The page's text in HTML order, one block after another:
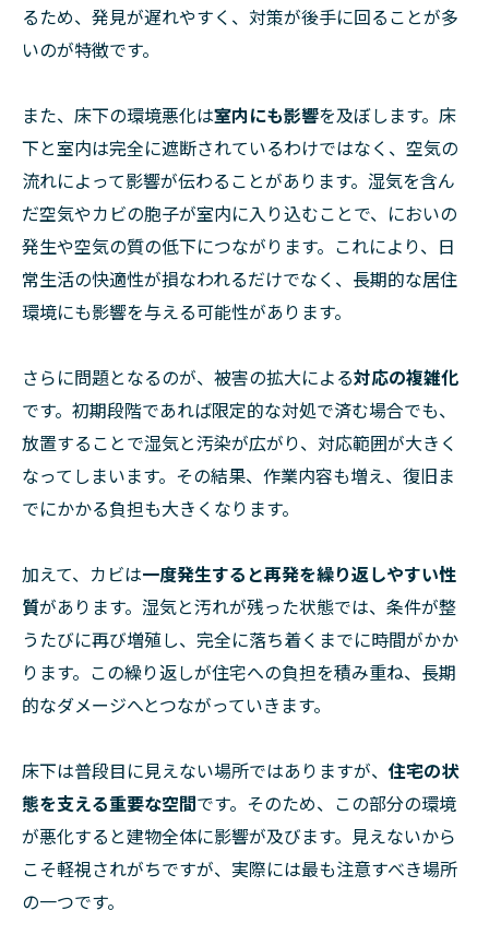
るため、発見が遅れやすく、対策が後手に回ることが多
いのが特徴です。
また、床下の環境悪化は室内にも影響を及ぼします。床
下と室内は完全に遮断されているわけではなく、空気の
流れによって影響が伝わることがあります。湿気を含ん
だ空気やカビの胞子が室内に入り込むことで、においの
発生や空気の質の低下につながります。これにより、日
常生活の快適性が損なわれるだけでなく、長期的な居住
環境にも影響を与える可能性があります。
さらに問題となるのが、被害の拡大による対応の複雑化
です。初期段階であれば限定的な対処で済む場合でも、
放置することで湿気と汚染が広がり、対応範囲が大きく
なってしまいます。その結果、作業内容も増え、復旧ま
でにかかる負担も大きくなります。
加えて、カビは一度発生すると再発を繰り返しやすい性
質があります。湿気と汚れが残った状態では、条件が整
うたびに再び増殖し、完全に落ち着くまでに時間がかか
ります。この繰り返しが住宅への負担を積み重ね、長期
的なダメージへとつながっていきます。
床下は普段目に見えない場所ではありますが、 住宅の状
態を支える重要な空間です。そのため、この部分の環境
が悪化すると建物全体に影響が及びます。見えないから
こそ軽視されがちですが、実際には最も注意すべき場所
の一つです。